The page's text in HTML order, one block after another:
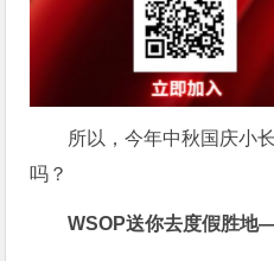
所以，今年中秋国庆小
吗？
WSOP送你去度假胜